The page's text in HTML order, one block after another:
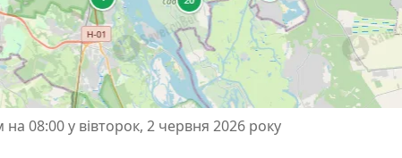
08:00 у вівторок, 2 червня 2026 року